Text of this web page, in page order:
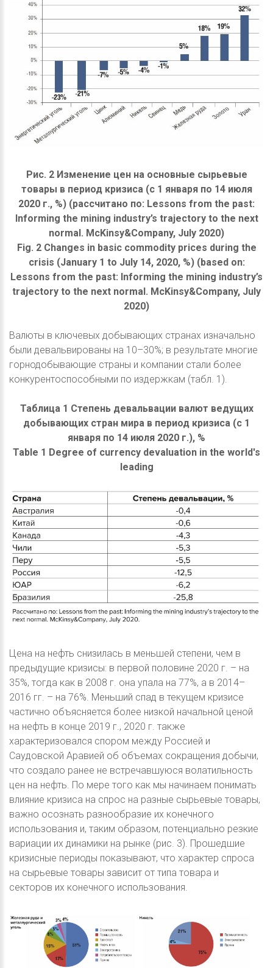
Рис. 2 Изменение цен на основные сырьевые
товары в период кризиса (с 1 января по 14 июля
2020 г., %) (рассчитано по: Lessons from the past:
Informing the mining industry’s trajectory to the next
normal. McKinsy&Company, July 2020)
Fig. 2 Changes in basic commodity prices during the
crisis (January 1 to July 14, 2020, %) (based on:
Lessons from the past: Informing the mining industry’s
trajectory to the next normal. McKinsy&Company, July
2020)
Валюты в ключевых добывающих странах изначально
были девальвированы на 10–30%; в результате многие
горнодобывающие страны и компании стали более
конкурентоспособными по издержкам (табл. 1).
Таблица 1 Степень девальвации валют ведущих
добывающих стран мира в период кризиса (с 1
января по 14 июля 2020 г.), %
Table 1 Degree of currency devaluation in the world's
leading
Цена на нефть снизилась в меньшей степени, чем в
предыдущие кризисы: в первой половине 2020 г. – на
35%, тогда как в 2008 г. она упала на 77%, а в 2014–
2016 гг. – на 76%. Меньший спад в текущем кризисе
частично объясняется более низкой начальной ценой
на нефть в конце 2019 г., 2020 г. также
характеризовался спором между Россией и
Саудовской Аравией об объемах сокращения добычи,
что создало ранее не встречавшуюся волатильность
цен на нефть. По мере того как мы начинаем понимать
влияние кризиса на спрос на разные сырьевые товары,
важно осознать разнообразие их конечного
использования и, таким образом, потенциально резкие
вариации их динамики на рынке (рис. 3). Прошедшие
кризисные периоды показывают, что характер спроса
на сырьевые товары зависит от типа товара и
секторов их конечного использования.